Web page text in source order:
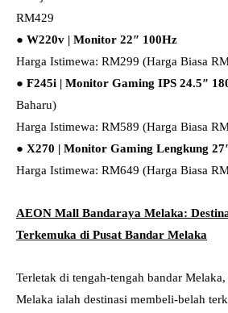
RM429
● W220v | Monitor 22″ 100Hz
Harga Istimewa: RM299 (Harga Biasa
● F245i | Monitor Gaming IPS 24.5″
Baharu)
Harga Istimewa: RM589 (Harga Biasa
● X270 | Monitor Gaming Lengkung
Harga Istimewa: RM649 (Harga Biasa
AEON Mall Bandaraya Melaka:
Terkemuka di Pusat Bandar Melaka
Terletak di tengah-tengah bandar
Melaka ialah destinasi membeli-belah